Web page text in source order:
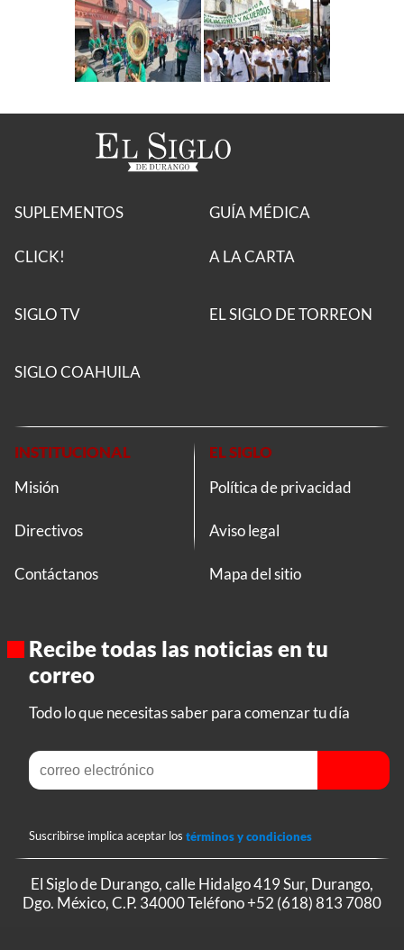
SUPLEMENTOS
CLICK!
GUÍA MÉDICA
A LA CARTA
SIGLO TV EL SIGLO DE TORREON
SIGLO COAHUILA
INSTITUCIONAL
Misión
Directivos
Contáctanos
EL SIGLO
Política de privacidad
Aviso legal
Mapa del sitio
Recibe todas las noticias en tu
correo
Todo lo que necesitas saber para comenzar tu día
Suscribirse implica aceptar los términos y condiciones
El Siglo de Durango, calle Hidalgo 419 Sur, Durango,
Dgo. México, C.P. 34000 Teléfono+52 (618) 813 7080